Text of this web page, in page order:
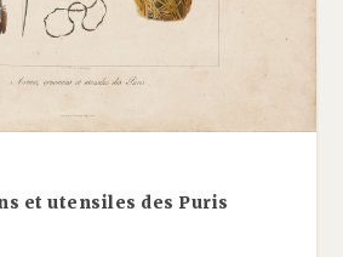
et utensiles des Puris